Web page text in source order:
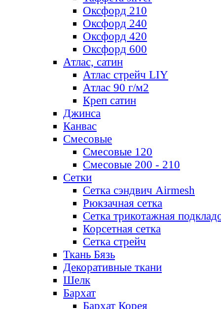
Оксфорд 210
Оксфорд 240
Оксфорд 420
Оксфорд 600
Атлас, сатин
Атлас стрейч LIY
Атлас 90 г/м2
Креп сатин
Джинса
Канвас
Смесовые
Смесовые 120
Смесовые 200 - 210
Сетки
Сетка сэндвич Airmesh
Рюкзачная сетка
Сетка трикотажная
Корсетная сетка
Сетка стрейч
Ткань Бязь
Декоративные ткани
Шелк
Бархат
Бархат Корея